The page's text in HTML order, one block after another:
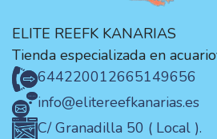
ELITE REEFK KANARIAS
Tienda especializada en
644220012665149656
info@elitereefkanarias.es
C/ Granadilla 50 ( Local ).